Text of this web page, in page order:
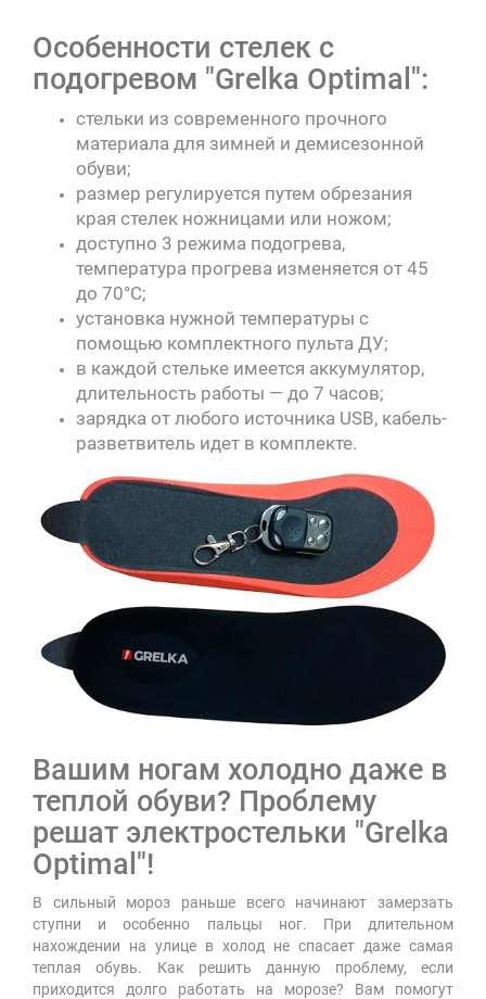
Особенности стелек с
подогревом "Grelka Оptimal":
стельки из современного прочного
материала для зимней и демисезонной
обуви;
размер регулируется путем обрезания
края стелек ножницами или ножом;
доступно 3 режима подогрева,
температура прогрева изменяется от 45
до 70°C;
установка нужной температуры с
помощью комплектного пульта ДУ;
в каждой стельке имеется аккумулятор,
длительность работы — до 7 часов;
зарядка от любого источника USB, кабель-
разветвитель идет в комплекте.
Вашим ногам холодно даже в
теплой обуви? Проблему
решат электростельки "Grelka
Оptimal"!
В сильный мороз раньше всего начинают замерзать
ступни и особенно пальцы ног. При длительном
нахождении на улице в холод не спасает даже самая
теплая обувь. Как решить данную проблему, если
приходится долго работать на морозе? Вам помогут